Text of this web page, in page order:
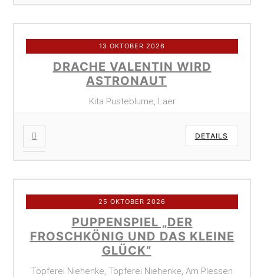
13 OKTOBER 2026
DRACHE VALENTIN WIRD
ASTRONAUT
Kita Pusteblume, Laer
DETAILS
25 OKTOBER 2026
PUPPENSPIEL „DER
FROSCHKÖNIG UND DAS KLEINE
GLÜCK“
Töpferei Niehenke, Töpferei Niehenke, Am Plessen